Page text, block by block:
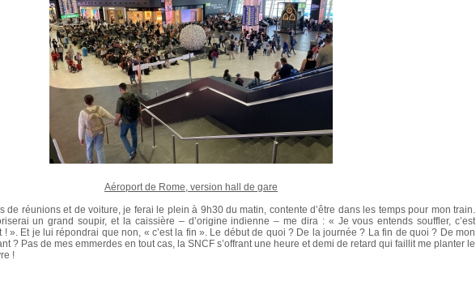
Aéroport de Rome, version hall de gare
de réunions et de voiture, je ferai le plein à 9h30 du matin, contente d’être dans les temps pour mon train.
un grand soupir, et la caissière – d’origine indienne – me dira : « Je vous entends souffler, c’est
! ». Et je lui répondrai que non, « c’est la fin ». Le début de quoi ? De la journée ? La fin de quoi ? De mon
? Pas de mes emmerdes en tout cas, la SNCF s’offrant une heure et demi de retard qui faillit me planter le
!